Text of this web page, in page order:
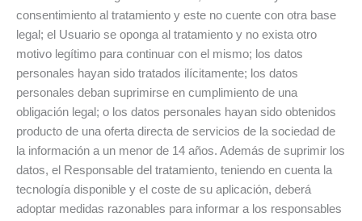
consentimiento al tratamiento y este no cuente con otra base
legal; el Usuario se oponga al tratamiento y no exista otro
motivo legítimo para continuar con el mismo; los datos
personales hayan sido tratados ilícitamente; los datos
personales deban suprimirse en cumplimiento de una
obligación legal; o los datos personales hayan sido obtenidos
producto de una oferta directa de servicios de la sociedad de
la información a un menor de 14 años. Además de suprimir los
datos, el Responsable del tratamiento, teniendo en cuenta la
tecnología disponible y el coste de su aplicación, deberá
adoptar medidas razonables para informar a los responsables